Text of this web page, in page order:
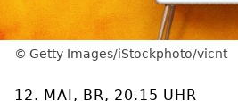
Getty Images/iStockphoto/vicnt
12. MAI, BR, 20.15 UHR